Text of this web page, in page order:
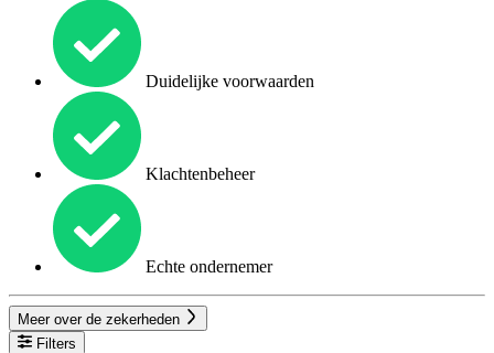
Duidelijke voorwaarden
Klachtenbeheer
Echte ondernemer
Meer over de zekerheden
Filters